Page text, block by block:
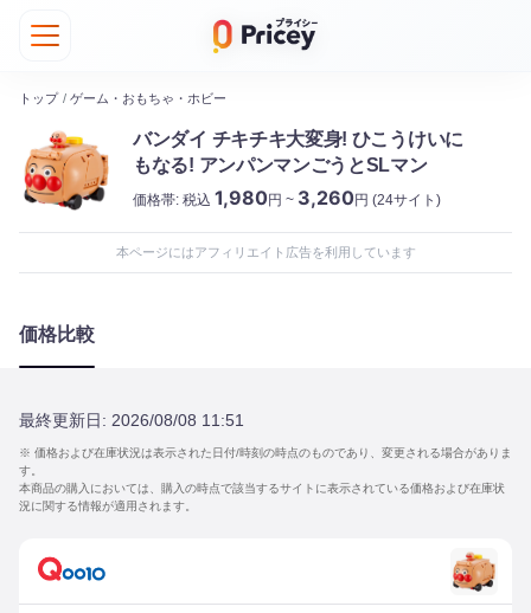
トップ / ゲーム・おもちゃ・ホビー
バンダイ チキチキ大変身! ひこうけいに
もなる! アンパンマンごうとSLマン
価格帯: 税込 1,980円 ~ 3,260円 (24サイト)
本ページにはアフィリエイト広告を利用しています
価格比較
最終更新日: 2026/08/08 11:51
※ 価格および在庫状況は表示された日付/時刻の時点のものであり、変更される場合がありま
す。
本商品の購入においては、購入の時点で該当するサイトに表示されている価格および在庫状
況に関する情報が適用されます。